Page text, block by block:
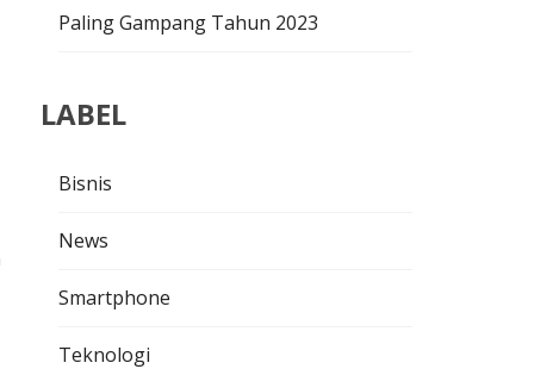
Paling Gampang Tahun 2023
LABEL
Bisnis
News
Smartphone
Teknologi